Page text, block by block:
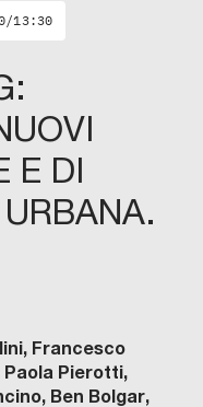
13:30
E DI
Francesco
Pierotti,
Ben Bolgar,